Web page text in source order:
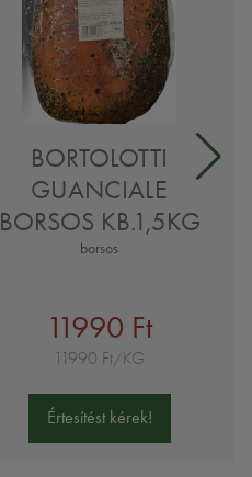
BORTOLOTTI
GUANCIALE
BORSOS KB.1,5KG
borsos
11990 Ft
11990 Ft/KG
Értesítést kérek!